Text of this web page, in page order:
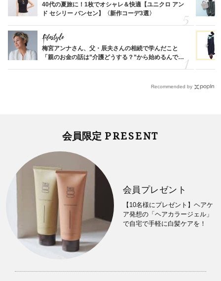
40代の夏旅に！1枚でオシャレ＆快適【ユニクロ アン
ド セシリー バンセン】〈新作コーデ3選〉
Lifestyle
梅宮アンナさん、父・辰夫さんの相続で学んだこと
「親のお金の話は”介護どうする？”から始めるんで
Recommended by
会員限定 PRESENT
会員プレゼント
【10名様にプレゼント】ヘアケ
ア発想の「ヘアカラージェル」
で自宅で手軽に白髪ケアを！